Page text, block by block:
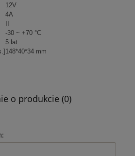
12V
4A
-30 ~ +70 °C
5 lat
148*40*34 mm
o produkcie (0)